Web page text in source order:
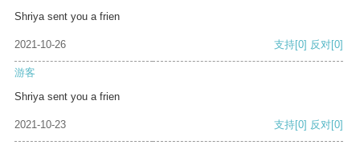
Shriya sent you a frien
2021-10-26 支持[0] 反对[0]
游客
Shriya sent you a frien
2021-10-23 支持[0] 反对[0]